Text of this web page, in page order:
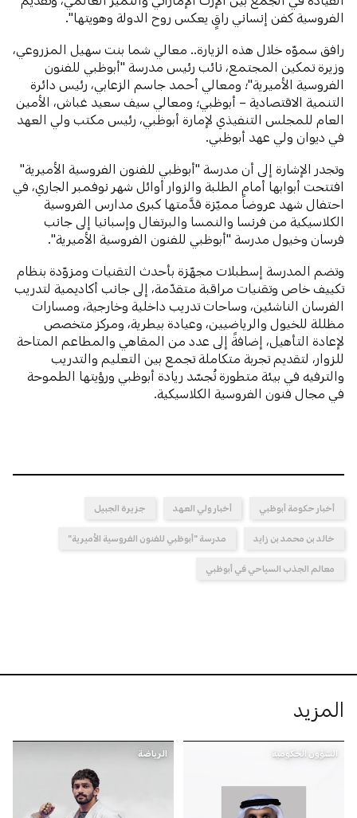
الفروسية كفن إنساني راقٍ يعكس روح الدولة وهويتها".
رافق سموّه خلال هذه الزيارة.. معالي شما بنت سهيل المزروعي،
وزيرة تمكين المجتمع، نائب رئيس مدرسة "أبوظبي للفنون
الفروسية الأميرية"؛ ومعالي أحمد جاسم الزعابي، رئيس دائرة
التنمية الاقتصادية – أبوظبي؛ ومعالي سيف سعيد غباش، الأمين
العام للمجلس التنفيذي لإمارة أبوظبي، رئيس مكتب ولي العهد
في ديوان ولي عهد أبوظبي.
وتجدر الإشارة إلى أن مدرسة "أبوظبي للفنون الفروسية الأميرية"
افتتحت أبوابها أمام الطلبة والزوار أوائل شهر نوفمبر الجاري، في
احتفال شهد عروضاً مميّزة قدَّمتها كبرى مدارس الفروسية
الكلاسيكية من فرنسا والنمسا والبرتغال وإسبانيا إلى جانب
فرسان وخيول مدرسة "أبوظبي للفنون الفروسية الأميرية".
وتضم المدرسة إسطبلات مجهّزة بأحدث التقنيات ومزوّدة بنظام
تكييف خاص وتقنيات مراقبة متقدّمة، إلى جانب أكاديمية لتدريب
الفرسان الناشئين، وساحات تدريب داخلية وخارجية، ومسارات
مظللة للخيول والرياضيين، وعيادة بيطرية، ومركز متخصص
لإعادة التأهيل، إضافةً إلى عدد من المقاهي والمطاعم المتاحة
للزوار، لتقديم تجربة متكاملة تجمع بين التعليم والتدريب
والترفيه في بيئة متطورة تُجسّد ريادة أبوظبي ورؤيتها الطموحة
في مجال فنون الفروسية الكلاسيكية.
أخبار حكومة أبوظبي أخبار ولي العهد جزيرة الجبيل
خالد بن محمد بن زايد مدرسة "أبوظبي للفنون الفروسية الأميرية"
معالم الجذب السياحي في أبوظبي
المزيد
الشؤون الحكومية الرياضة